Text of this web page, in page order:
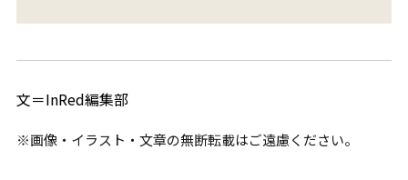
文＝InRed編集部
※画像・イラスト・文章の無断転載はご遠慮ください。